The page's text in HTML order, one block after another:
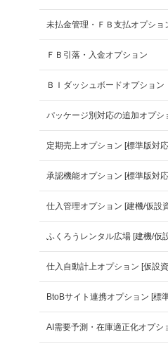
未払金管理・ＦＢ支払オプショ
ＦＢ引落・入金オプション
ＢＩダッシュボードオプション
パッケージ別対応の追加オプシ
定期売上オプション [標準版対
承認機能オプション [標準版対
仕入管理オプション [建機/仮設
ふくろうレンタル広場 [建機/仮
仕入自動計上オプション [仮設
BtoBサイト連携オプション [標
AI需要予測・在庫適正化オプシ